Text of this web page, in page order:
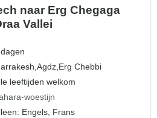
naar Erg Chegaga
Vallei
Agdz,Erg Chebbi
leeftijden welkom
woestijn
Engels, Frans